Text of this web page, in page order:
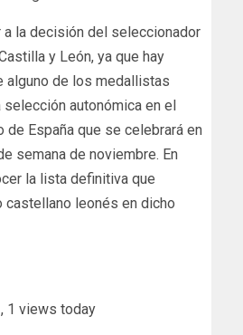
a la decisión del seleccionador
y León, ya que hay
alguno de los medallistas
autonómica en el
de España que se celebrará en
semana de noviembre. En
la lista definitiva que
castellano leonés en dicho
, 1 views today